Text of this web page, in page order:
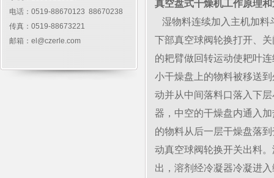
电话：0519-88670123 88670238
传真：0519-88673221
邮箱： el@czerle.com
真空盘式干燥机工作原理
湿物料连续加入主机加料
下部真空球阀轮换打开、
的耙臂做回转运动使耙叶
小干燥盘上的物料被移送
动并从中间落料口落入下
器，中空的干燥盘内通入
的物料从后一层干燥盘落
动真空球阀轮换开关出料
出，溶剂经冷凝器冷凝进